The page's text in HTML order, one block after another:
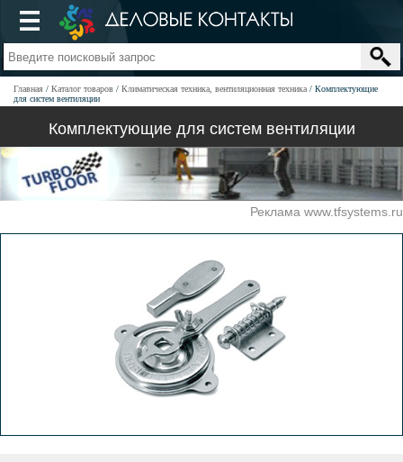
Главная Каталог товаров Климатическая техника, вентиляционная техника
Комплектующие
для систем вентиляции
Комплектующие для систем вентиляции
Реклама www.tfsystems.ru